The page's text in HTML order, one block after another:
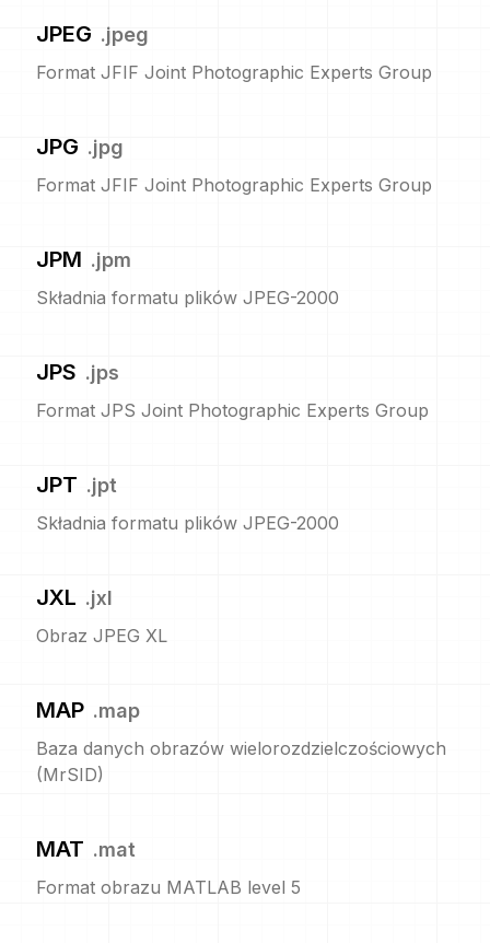
JPEG .jpeg
Format JFIF Joint Photographic Experts Group
JPG .jpg
Format JFIF Joint Photographic Experts Group
JPM .jpm
Składnia formatu plików JPEG-2000
JPS .jps
Format JPS Joint Photographic Experts Group
JPT .jpt
Składnia formatu plików JPEG-2000
JXL .jxl
Obraz JPEG XL
MAP .map
Baza danych obrazów wielorozdzielczościowych
(MrSID)
MAT .mat
Format obrazu MATLAB level 5